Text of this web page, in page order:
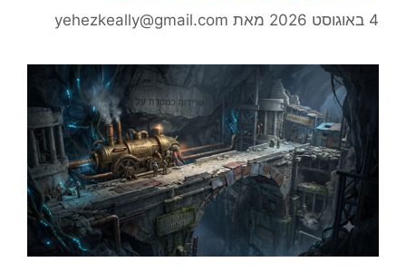
4 באוגוסט 2026 מאת yehezkeally@gmail.com